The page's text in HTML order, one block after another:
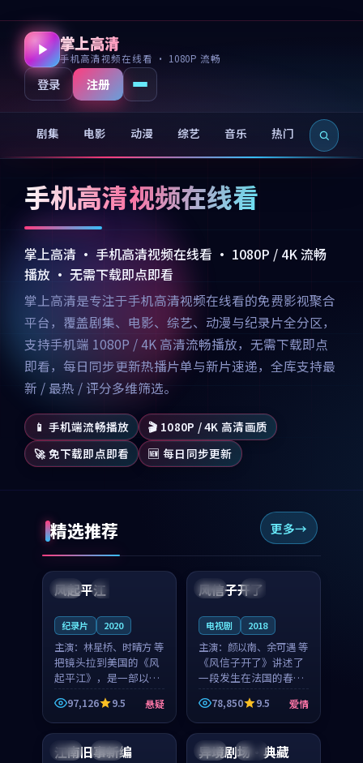
掌上高清
手机高清视频在线看 · 1080P 流畅
登录 注册
剧集 电影 动漫 综艺 音乐 热门 新片
手机高清视频在线看
掌上高清 · 手机高清视频在线看 · 1080P / 4K 流畅
播放 · 无需下载即点即看
掌上高清是专注于手机高清视频在线看的免费影视聚合
平台，覆盖剧集、电影、综艺、动漫与纪录片全分区，
支持手机端 1080P / 4K 高清流畅播放，无需下载即点
即看，每日同步更新热播片单与新片速递，全库支持最
新 / 最热 / 评分多维筛选。
📱 手机端流畅播放
🎬 1080P / 4K 高清画质
🚀 免下载即点即看
🆕 每日同步更新
精选推荐 更多
美国 完结
99:07
风起平江
纪录片 2020
主演： 林星桥、时晴方 等
把镜头拉到美国的《风
起平江》，是一部以时
光记忆为底色的悬疑作
品。林星桥和时晴方贡
献了2020年颇受关注的
合作演出，影片在情感
层次与现实质感之间
97,126 9.5 悬疑
法国 4K
99:21
风信子开了
电视剧 2018
主演： 颜以南、余可遇 等
《风信子开了》讲述了
一段发生在法国的春日
漫步故事。颜以南饰演
的主角与余可遇的角色
因一场意外卷入更深的
纠葛，爱情元素贯穿始
终，节奏稳健而富有张
78,850 9.5 爱情
日本 院线
江南旧事新编 泰国 独播
异境剧场·典藏